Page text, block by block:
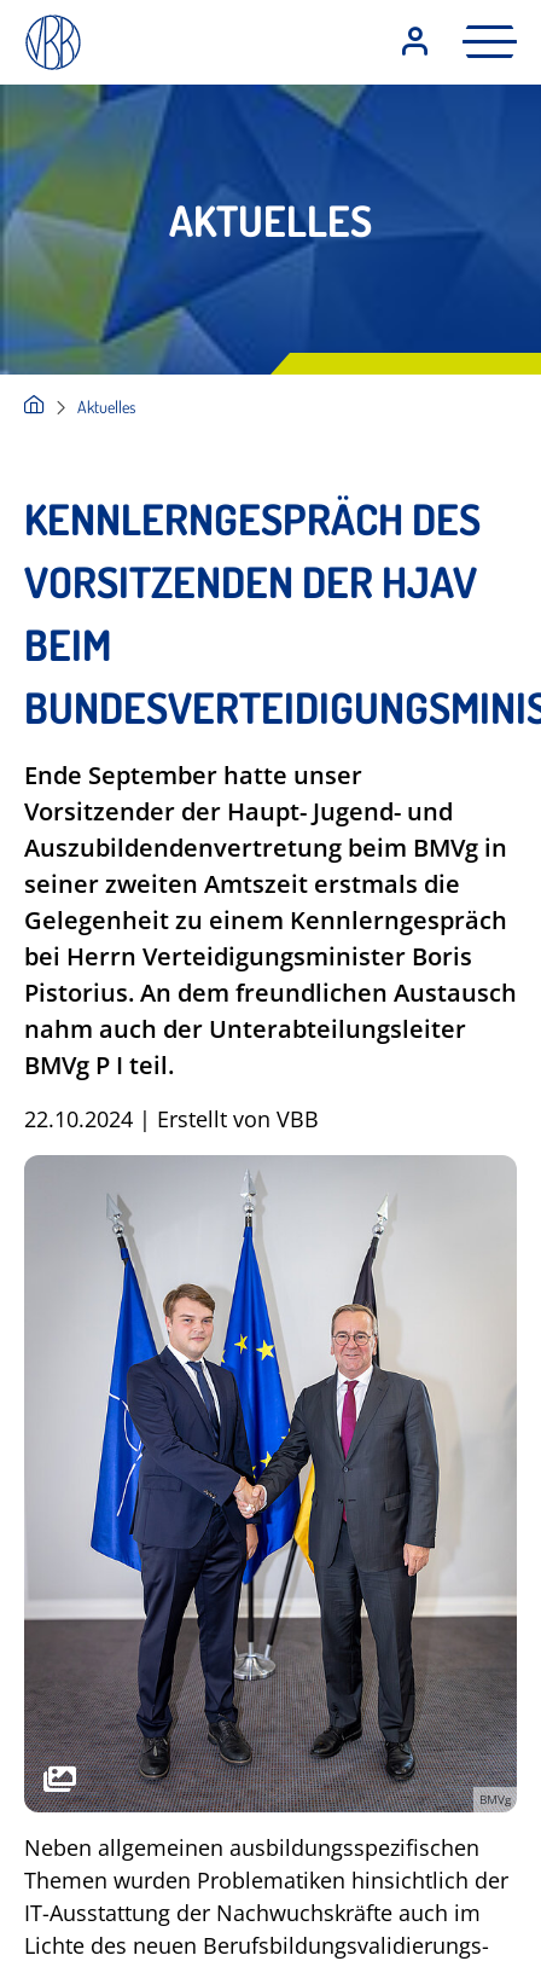
AKTUELLES
Aktuelles
KENNLERNGESPRÄCH DES
VORSITZENDEN DER HJAV
BEIM
Ende September hatte unser
Vorsitzender der Haupt- Jugend- und
Auszubildendenvertretung beim BMVg in
seiner zweiten Amtszeit erstmals die
Gelegenheit zu einem Kennlerngespräch
bei Herrn Verteidigungsminister Boris
Pistorius. An dem freundlichen Austausch
nahm auch der Unterabteilungsleiter
BMVg P I teil.
22.10.2024 | Erstellt von VBB
BMVg
Neben allgemeinen ausbildungsspezifischen
Themen wurden Problematiken hinsichtlich der
IT-Ausstattung der Nachwuchskräfte auch im
Lichte des neuen Berufsbildungsvalidierungs-